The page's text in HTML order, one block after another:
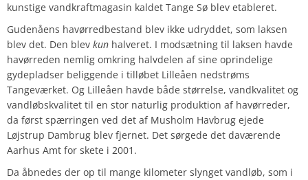
kunstige vandkraftmagasin kaldet Tange Sø blev etableret.
Gudenåens havørredbestand blev ikke udryddet, som laksen
blev det. Den blev kun halveret. I modsætning til laksen havde
havørreden nemlig omkring halvdelen af sine oprindelige
gydepladser beliggende i tilløbet Lilleåen nedstrøms
Tangeværket. Og Lilleåen havde både størrelse, vandkvalitet og
vandløbskvalitet til en stor naturlig produktion af havørreder,
da først spærringen ved det af Musholm Havbrug ejede
Løjstrup Dambrug blev fjernet. Det sørgede det daværende
Aarhus Amt for skete i 2001.
Da åbnedes der op til mange kilometer slynget vandløb, som i